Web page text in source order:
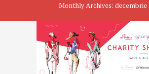
Monthly Archives: decembrie